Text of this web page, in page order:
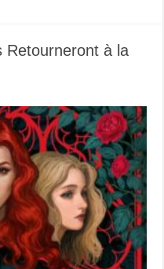
Retourneront à la